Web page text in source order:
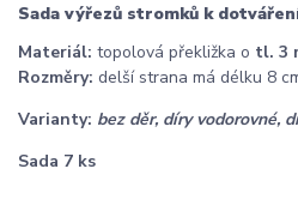
Sada výřezů stromků k
Materiál: topolová překližka o tl. 3
Rozměry: delší strana má délku 8
Varianty: bez děr, díry vodorovné,
Sada 7 ks